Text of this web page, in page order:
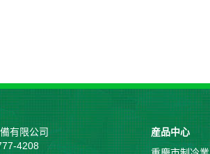
有限公司
4208
産品中心